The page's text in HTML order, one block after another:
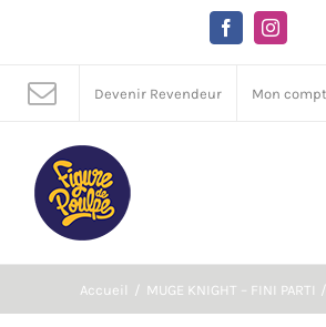
Facebook
Devenir Revendeur Mon
Accueil MUGE KNIGHT – FINI PARTI